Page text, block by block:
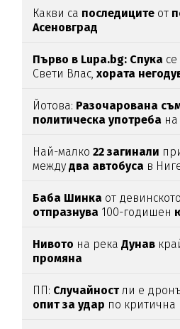
Какви са последиците от
Асеновград
Първо в Lupa.bg: Спука се
Свети Влас,хората
Йотова: Разочарована
политическа употреба
Най-малко22 загинали
междудва автобуса в
Баба Шинка от
отпразнува 100-годишен
Нивото на рекаДунав
промяна
ПП: Случайностли е
опит за удар по критична